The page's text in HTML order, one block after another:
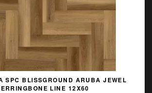
BLISSGROUND ARUBA JEWEL
LINE 12X60